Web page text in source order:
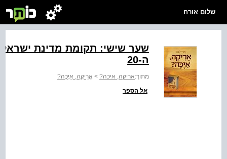
שלום אורח
שער שישי: תקומת מדינת
ה-20
מתוך:אריקה, איכה? > אֲֲרִִיקֶֶה, אַַיֶּכָּה?
אל הספר